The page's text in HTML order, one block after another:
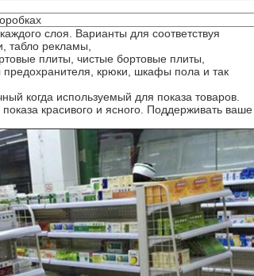
слоя. Варианты для соответствуя
табло рекламы,
плиты, чистые бортовые плиты,
предохранителя, крюки, шкафы пола и так
когда используемый для показа товаров.
красивого и ясного. Поддерживать ваше